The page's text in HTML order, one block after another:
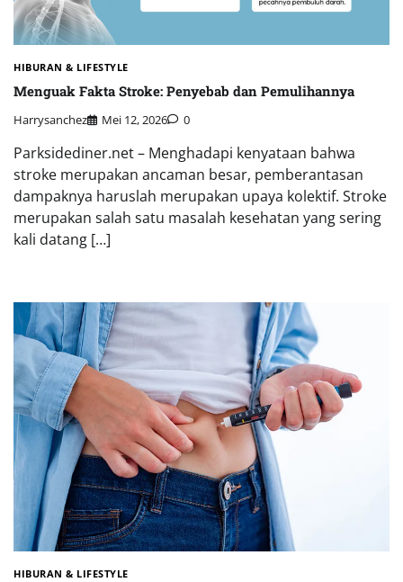
HIBURAN & LIFESTYLE
Menguak Fakta Stroke: Penyebab dan Pemulihannya
Harrysanchez Mei 12, 2026 0
Parksidediner.net – Menghadapi kenyataan bahwa
stroke merupakan ancaman besar, pemberantasan
dampaknya haruslah merupakan upaya kolektif. Stroke
merupakan salah satu masalah kesehatan yang sering
kali datang […]
HIBURAN & LIFESTYLE